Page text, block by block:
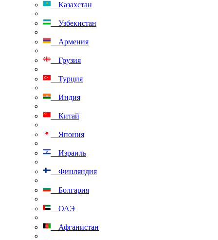
Казахстан
Узбекистан
Армения
Грузия
Турция
Индия
Китай
Япония
Израиль
Финляндия
Болгария
ОАЭ
Афганистан